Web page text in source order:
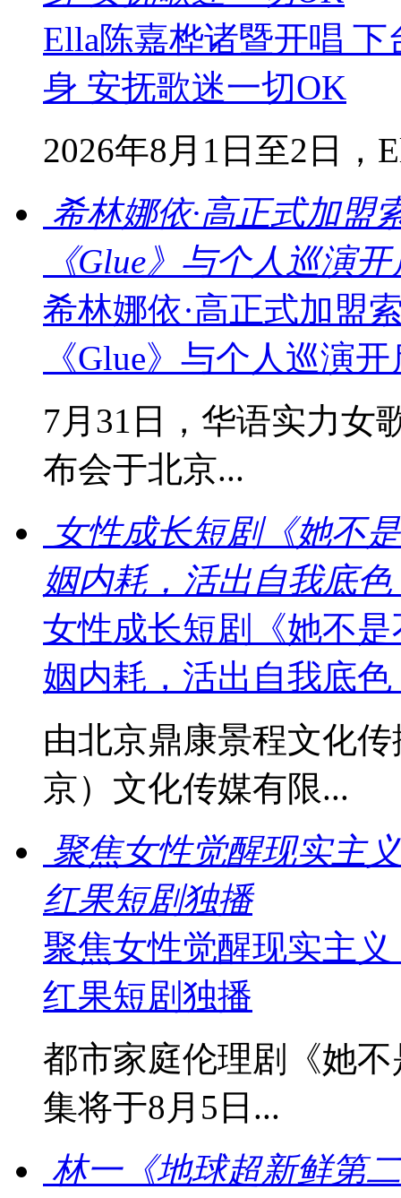
Ella陈嘉桦诸暨开唱
身 安抚歌迷一切OK
2026年8月1日至2日，
希林娜依·高正式加盟
《Glue》与个人巡演
希林娜依·高正式加盟
《Glue》与个人巡演
7月31日，华语实力女
布会于北京...
女性成长短剧《她不
姻内耗，活出自我底色
女性成长短剧《她不
姻内耗，活出自我底色
由北京鼎康景程文化
京）文化传媒有限...
聚焦女性觉醒现实主
红果短剧独播
聚焦女性觉醒现实主
红果短剧独播
都市家庭伦理剧《她
集将于8月5日...
林一《地球超新鲜第